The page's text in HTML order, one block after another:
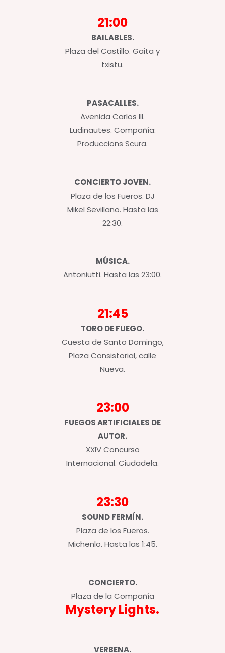
21:00
BAILABLES.
Plaza del Castillo. Gaita y
txistu.
PASACALLES.
Avenida Carlos III.
Ludinautes. Compañía:
Produccions Scura.
CONCIERTO JOVEN.
Plaza de los Fueros. DJ
Mikel Sevillano. Hasta las
22:30.
MÚSICA.
Antoniutti. Hasta las 23:00.
21:45
TORO DE FUEGO.
Cuesta de Santo Domingo,
Plaza Consistorial, calle
Nueva.
23:00
FUEGOS ARTIFICIALES DE
AUTOR.
XXIV Concurso
Internacional. Ciudadela.
23:30
SOUND FERMÍN.
Plaza de los Fueros.
Michenlo. Hasta las 1:45.
CONCIERTO.
Plaza de la Compañía
Mystery Lights.
VERBENA.